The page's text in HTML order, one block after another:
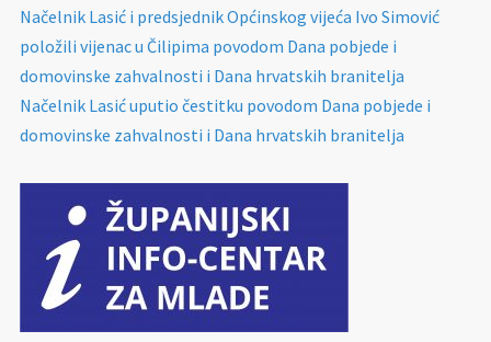
Načelnik Lasić i predsjednik Općinskog vijeća Ivo Simović
položili vijenac u Čilipima povodom Dana pobjede i
domovinske zahvalnosti i Dana hrvatskih branitelja
Načelnik Lasić uputio čestitku povodom Dana pobjede i
domovinske zahvalnosti i Dana hrvatskih branitelja